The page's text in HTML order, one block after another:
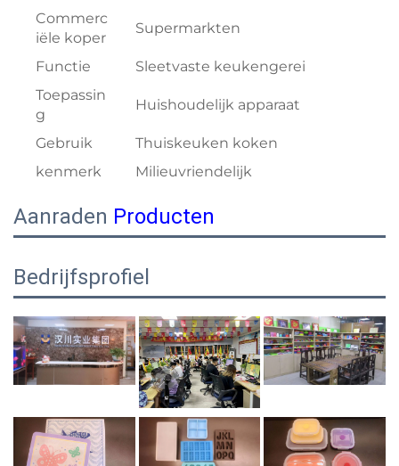
Commerc
iële koper
Supermarkten
Functie
Sleetvaste keukengerei
Toepassin
g
Huishoudelijk apparaat
Gebruik
Thuiskeuken koken
kenmerk
Milieuvriendelijk
Aanraden Producten
Bedrijfsprofiel